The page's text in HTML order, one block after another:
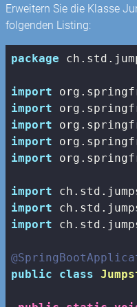
Erweitern Sie die Klasse
folgenden Listing:
package
import
import
import
import
import
import
import
import
public
class